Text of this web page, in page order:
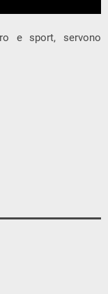
e sport, servono